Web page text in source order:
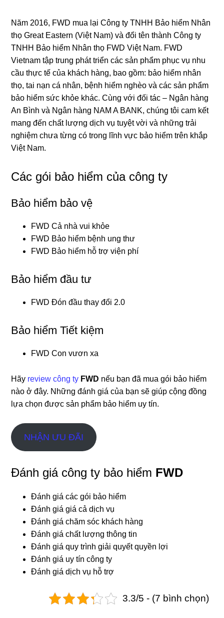
Năm 2016, FWD mua lại Công ty TNHH Bảo hiểm Nhân
thọ Great Eastern (Việt Nam) và đổi tên thành Công ty
TNHH Bảo hiểm Nhân thọ FWD Việt Nam. FWD
Vietnam tập trung phát triển các sản phẩm phục vụ nhu
cầu thực tế của khách hàng, bao gồm: bảo hiểm nhân
thọ, tai nạn cá nhân, bệnh hiểm nghèo và các sản phẩm
bảo hiểm sức khỏe khác. Cùng với đối tác – Ngân hàng
An Bình và Ngân hàng NAM A BANK, chúng tôi cam kết
mang đến chất lượng dịch vụ tuyệt vời và những trải
nghiệm chưa từng có trong lĩnh vực bảo hiểm trên khắp
Việt Nam.
Các gói bảo hiểm của công ty
Bảo hiểm bảo vệ
FWD Cả nhà vui khỏe
FWD Bảo hiểm bệnh ung thư
FWD Bảo hiểm hỗ trợ viện phí
Bảo hiểm đầu tư
FWD Đón đầu thay đổi 2.0
Bảo hiểm Tiết kiệm
FWD Con vươn xa
Hãy review công ty FWD nếu bạn đã mua gói bảo hiểm
nào ở đây. Những đánh giá của bạn sẽ giúp cộng đồng
lựa chọn được sản phẩm bảo hiểm uy tín.
NHẬN ƯU ĐÃI
Đánh giá công ty bảo hiểm FWD
Đánh giá các gói bảo hiểm
Đánh giá giá cả dịch vụ
Đánh giá chăm sóc khách hàng
Đánh giá chất lượng thông tin
Đánh giá quy trình giải quyết quyền lợi
Đánh giá uy tín công ty
Đánh giá dịch vụ hỗ trợ
3.3/5 - (7 bình chọn)